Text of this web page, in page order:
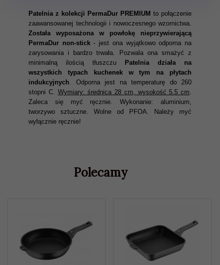
Patelnia z kolekcji PermaDur PREMIUM to połączenie
zaawansowanej technologii i nowoczesnego wzornictwa.
Została wyposażona w powłokę nieprzywierającą
PermaDur non-stick- jest ona wyjątkowo odporna na
zarysowania i bardzo trwała. Pozwala ona smażyć z
minimalną ilością tłuszczu
Patelnia działa na
wszystkich typach kuchenek w tym na płytach
indukcyjnych. Odporna jest na temperaturę do 260
stopni C. Wymiary: średnica 28 cm, wysokość 5.5 cm.
Zaleca się myć ręcznie. Wykonanie: aluminium,
tworzywo sztuczne. Wolne od PFOA. Należy myć
wyłącznie ręcznie!
Polecamy